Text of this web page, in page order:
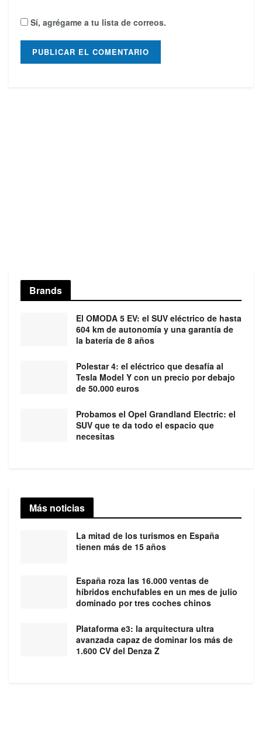
Sí, agrégame a tu lista de correos.
Brands
El OMODA 5 EV: el SUV eléctrico de hasta
604 km de autonomía y una garantía de
la batería de 8 años
Polestar 4: el eléctrico que desafía al
Tesla Model Y con un precio por debajo
de 50.000 euros
Probamos el Opel Grandland Electric: el
SUV que te da todo el espacio que
necesitas
Más noticias
La mitad de los turismos en España
tienen más de 15 años
España roza las 16.000 ventas de
híbridos enchufables en un mes de julio
dominado por tres coches chinos
Plataforma e3: la arquitectura ultra
avanzada capaz de dominar los más de
1.600 CV del Denza Z